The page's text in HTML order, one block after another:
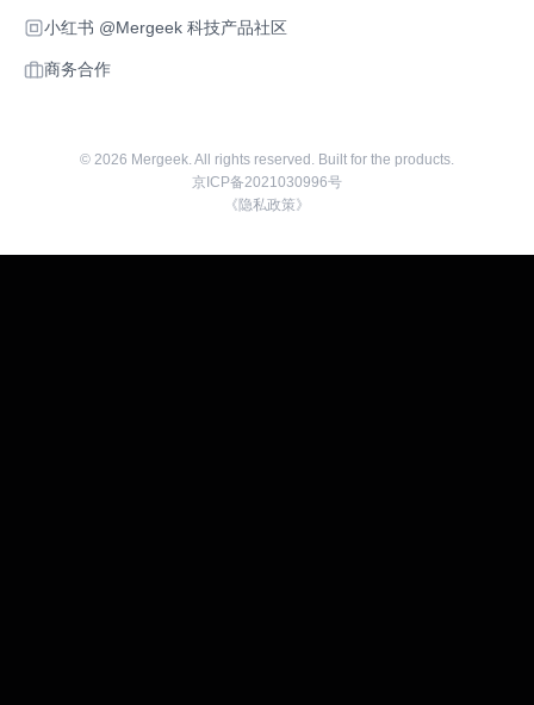
小红书 @Mergeek 科技产品社区
商务合作
© 2026 Mergeek. All rights reserved. Built for the products.
京ICP备2021030996号
《隐私政策》